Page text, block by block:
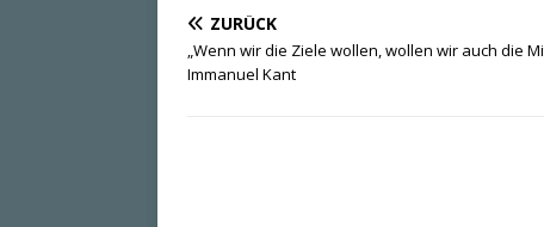
ZURÜCK
„Wenn wir die Ziele wollen, wollen wir auch die
Immanuel Kant